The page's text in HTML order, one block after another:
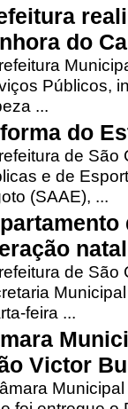
do
Públicos,
...
do
de São
e de
(SAAE), ...
de São
feira ...
Victor